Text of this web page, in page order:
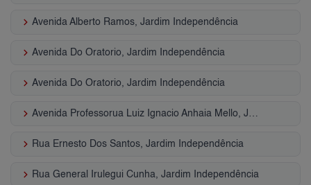
keyboard_arrow_right Avenida Alberto Ramos, Jardim Independência
keyboard_arrow_right Avenida Do Oratorio, Jardim Independência
keyboard_arrow_right Avenida Do Oratorio, Jardim Independência
keyboard_arrow_right Avenida Professorua Luiz Ignacio Anhaia Mello, Jardim Independência
keyboard_arrow_right Rua Ernesto Dos Santos, Jardim Independência
keyboard_arrow_right Rua General Irulegui Cunha, Jardim Independência